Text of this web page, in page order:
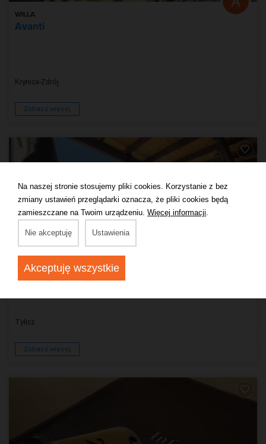
WILLA
Avanti
Krynica-Zdrój
Zobacz więcej
WILLA
U Marty
Tylicz
Zobacz więcej
Na naszej stronie stosujemy pliki cookies. Korzystanie z bez
zmiany ustawień przeglądarki oznacza, że pliki cookies będą
zamieszczane na Twoim urządzeniu. Więcej informacji
Nie akceptuję Ustawienia
Akceptuję wszystkie